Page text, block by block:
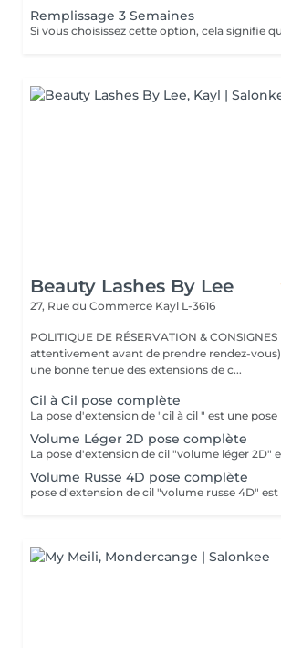
Remplissage 3 Semaines
Beauty Lashes By Lee
27, Rue du Commerce Kayl L-3616
POLITIQUE DE RÉSERVATION & CONSIGNES (Merci de lire
attentivement avant de prendre rendez-vous) Afin de garantir
une bonne tenue des extensions de c...
Cil à Cil pose complète
Volume Léger 2D pose complète
Volume Russe 4D pose complète